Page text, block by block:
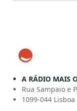
A RÁDIO MAIS
Rua Sampaio e
1099-044 Lisboa